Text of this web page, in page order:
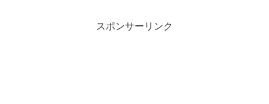
スポンサーリンク